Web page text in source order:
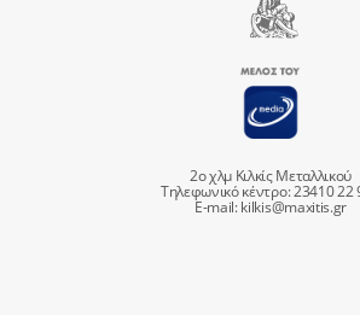
2ο χλμ Κιλκίς Μεταλλικού
Τηλεφωνικό κέντρο: 23410 22
E-mail:kilkis@maxitis.gr